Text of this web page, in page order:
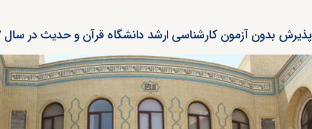
پذیرش بدون آزمون کارشناسی ارشد دانشگاه قرآن و حدیث در سال ۱۳۹۷